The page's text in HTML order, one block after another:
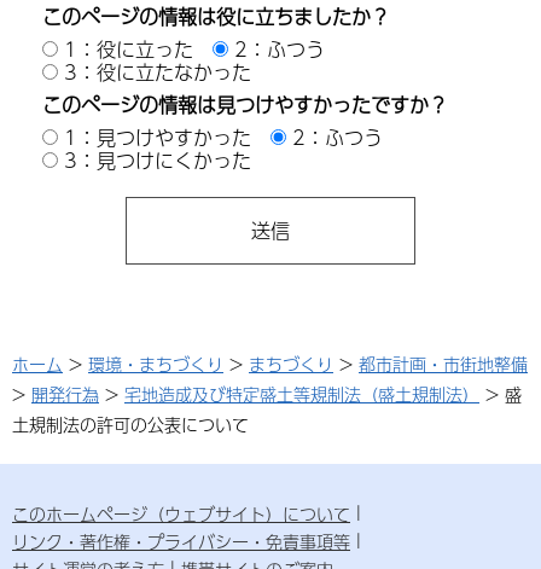
このページの情報は役に立ちましたか？
1：役に立った
2：ふつう
3：役に立たなかった
このページの情報は見つけやすかったですか？
1：見つけやすかった
2：ふつう
3：見つけにくかった
ホーム > 環境・まちづくり > まちづくり > 都市計画・市街地整備
> 開発行為 > 宅地造成及び特定盛土等規制法（盛土規制法）
> 盛
土規制法の許可の公表について
このホームページ（ウェブサイト）について
リンク・著作権・プライバシー・免責事項等